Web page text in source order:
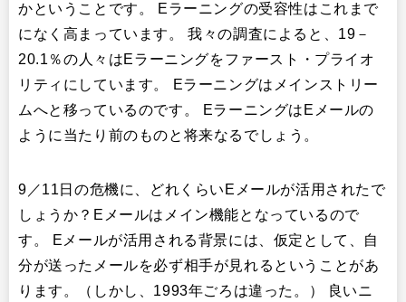
かということです。 Eラーニングの受容性はこれまで
になく高まっています。 我々の調査によると、19－
20.1％の人々はEラーニングをファースト・プライオ
リティにしています。 Eラーニングはメインストリー
ムへと移っているのです。 EラーニングはEメールの
ように当たり前のものと将来なるでしょう。
9／11日の危機に、どれくらいEメールが活用されたで
しょうか？Eメールはメイン機能となっているので
す。 Eメールが活用される背景には、仮定として、自
分が送ったメールを必ず相手が見れるということがあ
ります。（しかし、1993年ごろは違った。） 良いニ